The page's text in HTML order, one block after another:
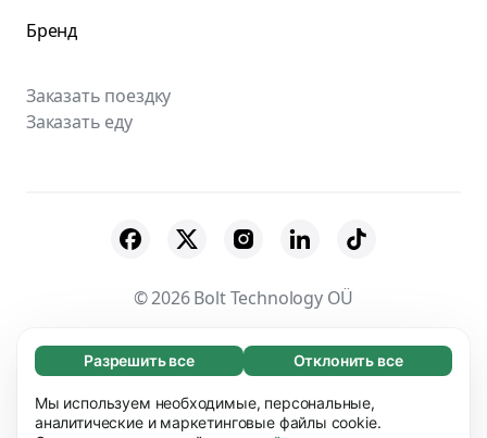
Обязательные (65)
Эти файлы необходимы для того, чтобы вы
могли перемещаться по сайту и использовать
Узнать больше
Разрешить все Отклонить все
Мы используем необходимые, персональные,
аналитические и маркетинговые файлы cookie.
Бренд
Заказать поездку
Заказать еду
© 2026 Bolt Technology OÜ
Поставщики
Пользовательское соглашение
Конфиденциальность
Файлы cookies